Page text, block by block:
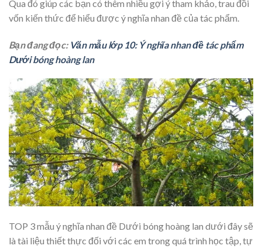
Qua đó giúp các bạn có thêm nhiều gợi ý tham khảo, trau đồi
vốn kiến thức để hiểu được ý nghĩa nhan đề của tác phẩm.
Bạn đang đọc: Văn mẫu lớp 10: Ý nghĩa nhan đề tác phẩm
Dưới bóng hoàng lan
TOP 3 mẫu ý nghĩa nhan đề Dưới bóng hoàng lan dưới đây sẽ
là tài liệu thiết thực đối với các em trong quá trình học tập, tự